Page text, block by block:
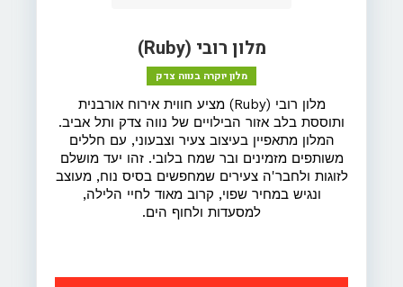
מלון רובי (Ruby)
מלון יוקרה בנווה צדק
מלון רובי (Ruby) מציע חווית אירוח אורבנית
ותוססת בלב אזור הבילויים של נווה צדק ותל אביב.
המלון מתאפיין בעיצוב צעיר וצבעוני, עם חללים
משותפים מזמינים ובר שמח בלובי. זהו יעד מושלם
לזוגות ולחבר'ה צעירים שמחפשים בסיס נוח, מעוצב
ונגיש במחיר שפוי, קרוב מאוד לחיי הלילה,
למסעדות ולחוף הים.